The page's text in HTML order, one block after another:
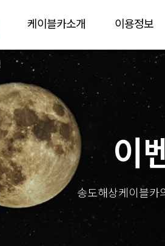
케이블카소개 이용정보
이
송도해상케이블카